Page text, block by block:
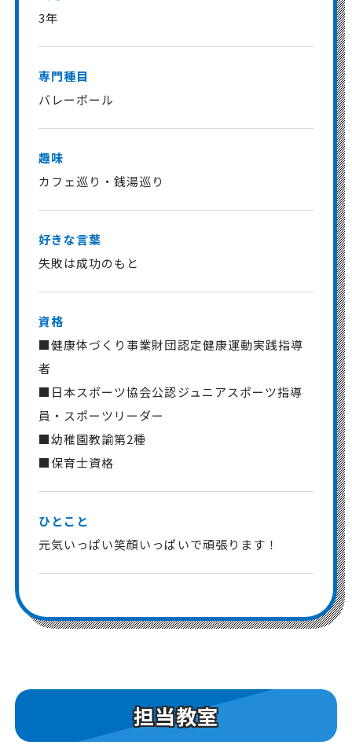
3年
専門種目
バレーボール
趣味
カフェ巡り・銭湯巡り
好きな言葉
失敗は成功のもと
資格
■健康体づくり事業財団認定健康運動実践指導
者
■日本スポーツ協会公認ジュニアスポーツ指導
員・スポーツリーダー
■幼稚園教諭第2種
■保育士資格
ひとこと
元気いっぱい笑顔いっぱいで頑張ります！
担当教室